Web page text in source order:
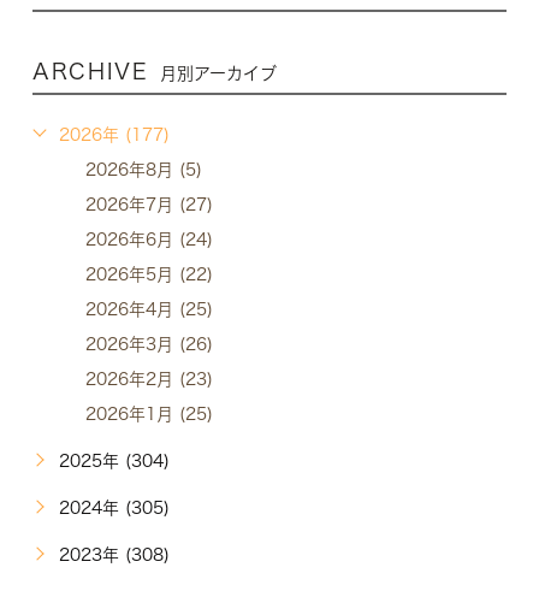
ARCHIVE 月別アーカイブ
2026年 (177)
2026年8月 (5)
2026年7月 (27)
2026年6月 (24)
2026年5月 (22)
2026年4月 (25)
2026年3月 (26)
2026年2月 (23)
2026年1月 (25)
2025年 (304)
2024年 (305)
2023年 (308)